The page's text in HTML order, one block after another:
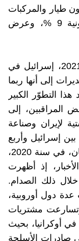
والطائرات من دون طيار والمركبات
غير المأهولة 9%، وكذلك الرادارات وأنظمة الحرب الإلكترونية 9 %، وعرض
وقد صنّف "معهد ستوكهولم الدولي لأبحاث السلام"، في سنة 2021، إسرائيل في
إلى أنها ربما
هذا التطوّر الكبير
المراقبين، إلى
لإيران وصناعة
إسرائيل وأربع
دول عربية، من جهة ثانية. كما سمح الصدام بين أرمينيا وأذربيجان، في سنة 2020،
إذ أظهرت
خلال ذلك الصدام.
عدة دول أوروبية،
بهذا النظام، وتسارعت مشتريات
في أوكرانيا، بحيث
الأخير 41% من إجمالي صادرات الأسلحة